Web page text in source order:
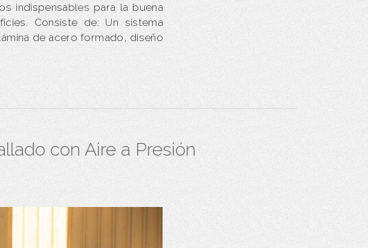
indispensables para la buena
Consiste de: Un sistema
de acero formado, diseño
con Aire a Presión